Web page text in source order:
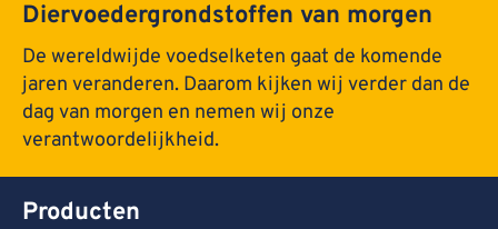
Producten
Diervoedergrondstoffen van morgen
De wereldwijde voedselketen gaat de komende
jaren veranderen. Daarom kijken wij verder dan de
dag van morgen en nemen wij onze
verantwoordelijkheid.